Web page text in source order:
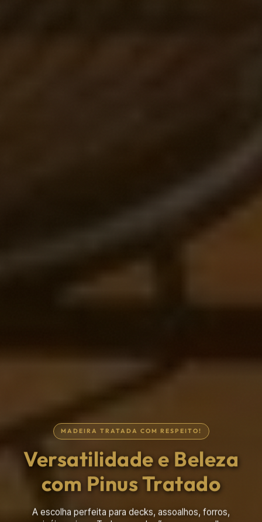
MADEIRA TRATADA COM RESPEITO!
Tudo para a sua
Construção Rústica
A loja completa para a sua chácara, cabana, chalé ou